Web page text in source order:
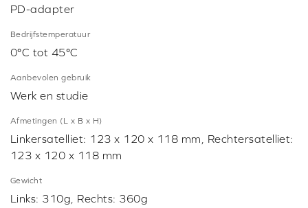
PD-adapter
Bedrijfstemperatuur
0°C tot 45°C
Aanbevolen gebruik
Werk en studie
Afmetingen (L x B x H)
Linkersatelliet: 123 x 120 x 118 mm, Rechtersatelliet:
123 x 120 x 118 mm
Gewicht
Links: 310g, Rechts: 360g